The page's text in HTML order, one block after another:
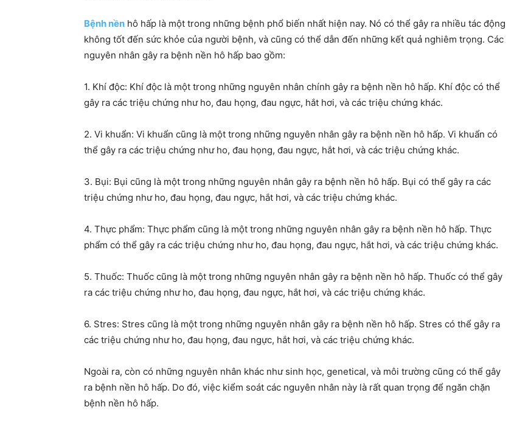
ngày
Bệnh nền hô hấp là một trong những bệnh phổ biến nhất hiện nay. Nó có thể gây ra nhiều tác động
không tốt đến sức khỏe của người bệnh, và cũng có thể dẫn đến những kết quả nghiêm trọng. Các
nguyên nhân gây ra bệnh nền hô hấp bao gồm:
1. Khí độc: Khí độc là một trong những nguyên nhân chính gây ra bệnh nền hô hấp. Khí độc có thể
gây ra các triệu chứng như ho, đau họng, đau ngực, hắt hơi, và các triệu chứng khác.
2. Vi khuẩn: Vi khuẩn cũng là một trong những nguyên nhân gây ra bệnh nền hô hấp. Vi khuẩn có
thể gây ra các triệu chứng như ho, đau họng, đau ngực, hắt hơi, và các triệu chứng khác.
3. Bụi: Bụi cũng là một trong những nguyên nhân gây ra bệnh nền hô hấp. Bụi có thể gây ra các
triệu chứng như ho, đau họng, đau ngực, hắt hơi, và các triệu chứng khác.
4. Thực phẩm: Thực phẩm cũng là một trong những nguyên nhân gây ra bệnh nền hô hấp. Thực
phẩm có thể gây ra các triệu chứng như ho, đau họng, đau ngực, hắt hơi, và các triệu chứng khác.
5. Thuốc: Thuốc cũng là một trong những nguyên nhân gây ra bệnh nền hô hấp. Thuốc có thể gây
ra các triệu chứng như ho, đau họng, đau ngực, hắt hơi, và các triệu chứng khác.
6. Stres: Stres cũng là một trong những nguyên nhân gây ra bệnh nền hô hấp. Stres có thể gây ra
các triệu chứng như ho, đau họng, đau ngực, hắt hơi, và các triệu chứng khác.
Ngoài ra, còn có những nguyên nhân khác như sinh học, genetical, và môi trường cũng có thể gây
ra bệnh nền hô hấp. Do đó, việc kiểm soát các nguyên nhân này là rất quan trọng để ngăn chặn
bệnh nền hô hấp.